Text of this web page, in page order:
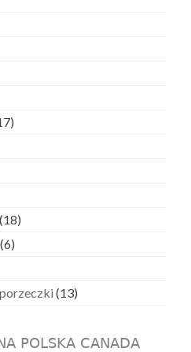
(18)
(6)
(13)
POLSKA CANADA